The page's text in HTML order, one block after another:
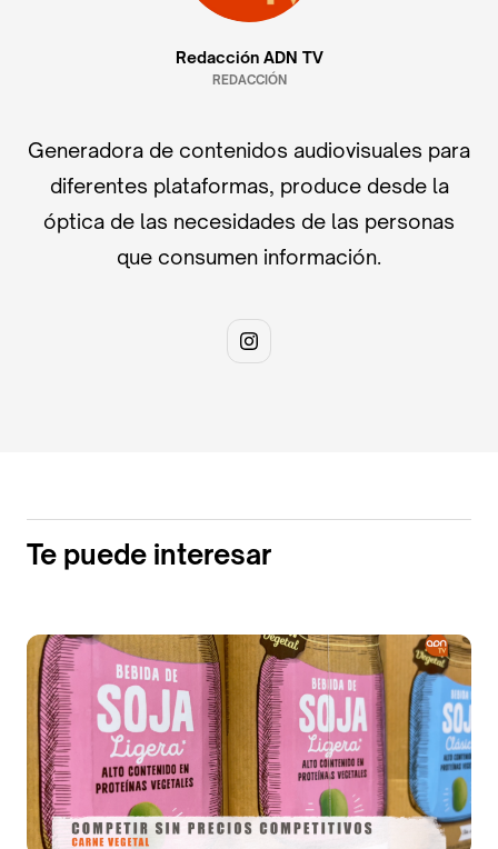
Redacción ADN TV
REDACCIÓN
Generadora de contenidos audiovisuales para
diferentes plataformas, produce desde la
óptica de las necesidades de las personas
que consumen información.
Te puede interesar